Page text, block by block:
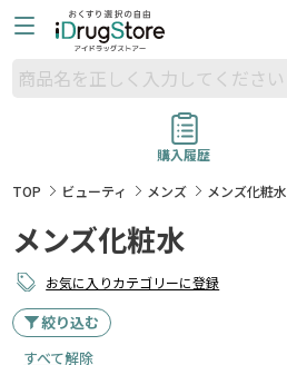
購入履歴
TOP
ビューティ メンズ メンズ化粧水
メンズ化粧水
お気に入りカテゴリーに登録
絞り込む
すべて解除